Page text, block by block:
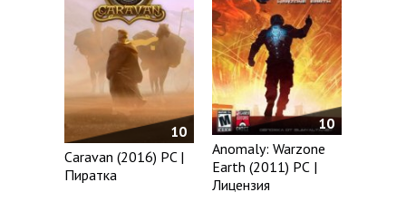
10
Caravan (2016) PC |
Пиратка
10
Anomaly: Warzone
Earth (2011) РС |
Лицензия